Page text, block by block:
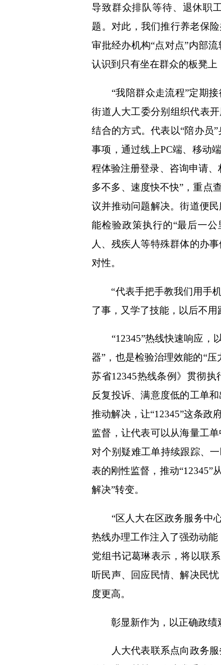
导致群众排队等待、退休职
题。对此，我们推行养老保
审批经办机构“点对点”内部
认识到只有坐在群众的板凳上
“我陪群众走流程”定期接
街道人大工委分别组织代表
结合的方式。代表以“陪办员
事项，通过线上PC端、移动
程体验注册登录、咨询申请
多不多、速度快不快”，重点
议并推动问题解决。街道便
能检验政策执行的“最后一
人、残疾人等特殊群体的办
对性。
“代表手把手教我们用手机
了事，又学了技能，以后不用
“12345”热线快速响应，以
器”，也是检验治理效能的“
苏省12345热线条例》贯彻
反复投诉、满意度低的工单
推动解决，让“12345”这条政
监督，让代表可以从海量工
对个别疑难工单持续跟踪、
表的刚性监督，推动“12345”
解决”转变。
“区人大在区政务服务中心
热线办理工作注入了强劲动
党组书记葛琳表示，将以联
听民声、回应民情、解决民
度更高。
彰显新作为，以正确政绩
人大代表联系点向政务服